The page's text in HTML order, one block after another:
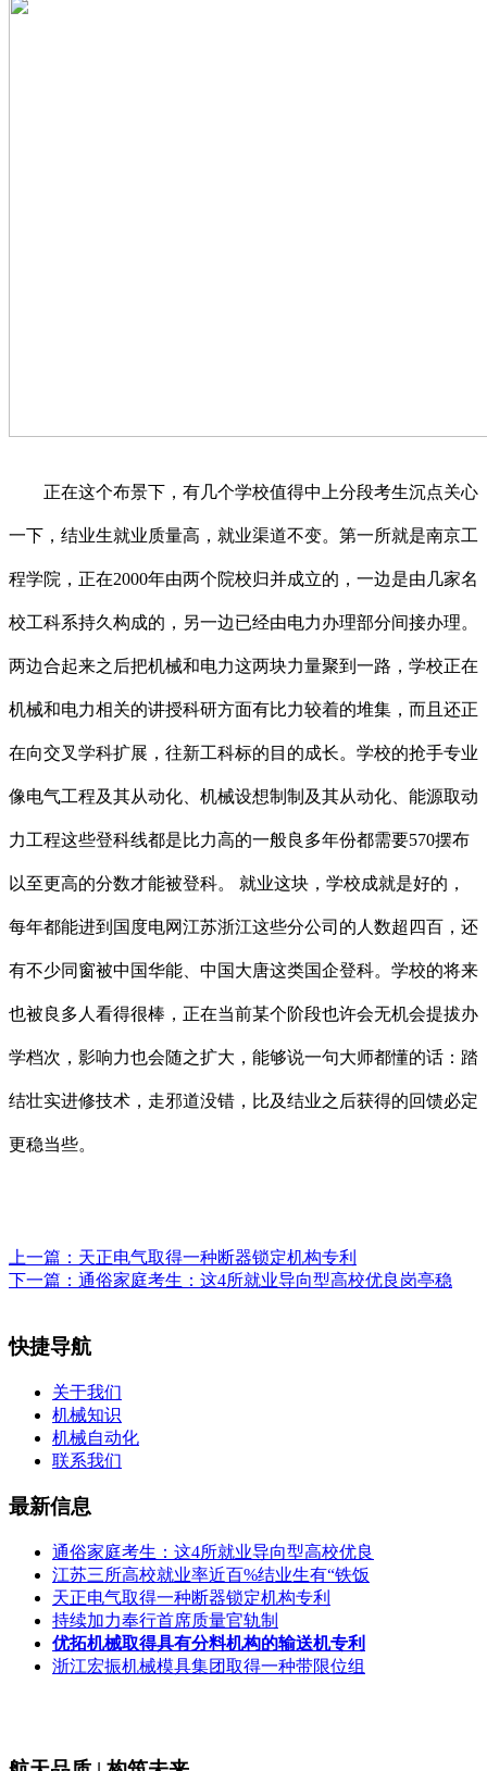
正在这个布景下，有几个学校值得中上分段考生沉点关心
一下，结业生就业质量高，就业渠道不变。第一所就是南京工
程学院，正在2000年由两个院校归并成立的，一边是由几家名
校工科系持久构成的，另一边已经由电力办理部分间接办理。
两边合起来之后把机械和电力这两块力量聚到一路，学校正在
机械和电力相关的讲授科研方面有比力较着的堆集，而且还正
在向交叉学科扩展，往新工科标的目的成长。学校的抢手专业
像电气工程及其从动化、机械设想制制及其从动化、能源取动
力工程这些登科线都是比力高的一般良多年份都需要570摆布
以至更高的分数才能被登科。 就业这块，学校成就是好的，
每年都能进到国度电网江苏浙江这些分公司的人数超四百，还
有不少同窗被中国华能、中国大唐这类国企登科。学校的将来
也被良多人看得很棒，正在当前某个阶段也许会无机会提拔办
学档次，影响力也会随之扩大，能够说一句大师都懂的话：踏
结壮实进修技术，走邪道没错，比及结业之后获得的回馈必定
更稳当些。
上一篇： 天正电气取得一种断器锁定机构专利
下一篇： 通俗家庭考生：这4所就业导向型高校优良岗亭稳
快捷导航
关于我们
机械知识
机械自动化
联系我们
最新信息
通俗家庭考生：这4所就业导向型高校优良
江苏三所高校就业率近百%结业生有“铁饭
天正电气取得一种断器锁定机构专利
持续加力奉行首席质量官轨制
优拓机械取得具有分料机构的输送机专利
浙江宏振机械模具集团取得一种带限位组